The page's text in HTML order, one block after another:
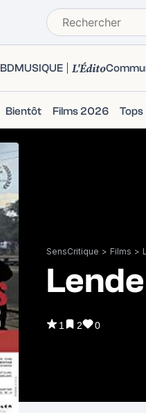
BDMUSIQUE L'Édito
Bientôt Films 2026 Tops
SensCritique > Films >
1 2 0